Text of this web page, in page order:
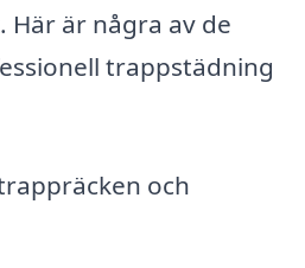
är några av de
trappstädning
och